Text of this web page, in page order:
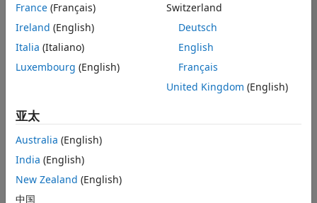
France (Français)
Ireland (English)
Italia (Italiano)
Luxembourg (English)
Switzerland
Deutsch
English
Français
United Kingdom (English)
亚太
Australia (English)
India (English)
New Zealand (English)
中国